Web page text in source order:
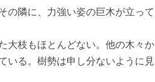
の隣に、力強い姿の巨木が立って
大枝もほとんどない。他の木々か
いる。樹勢は申し分ないように見